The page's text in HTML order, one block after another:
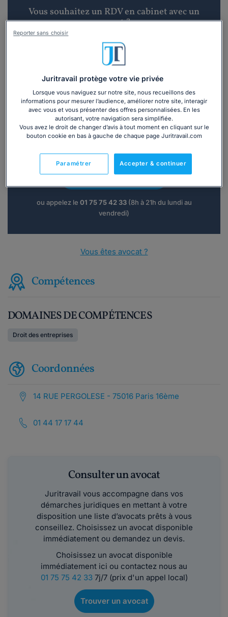
Vous souhaitez un RDV en cabinet avec un
avocat ?
Recevoir des devis d'avocats
Vous souhaitez une consultation par
téléphone ?
Consulter immédiatement
ou appelez le 01 75 75 42 33(8h à 21h du lundi au
vendredi)
Vous êtes avocat ?
Compétences
DOMAINES DE COMPÉTENCES
Droit des entreprises
Coordonnées
14 RUE PERGOLESE - 75016 Paris 16ème
01 44 17 17 44
Consulter un avocat
Juritravail vous accompagne dans vos
démarches juridiques en mettant à votre
disposition une liste d’avocats prêts à vous
conseillez. Choisissez un avocat disponible
immédiatement ou demandez un devis.
Choisissez un avocat disponible
immédiatement ici ou contactez nous au
01 75 75 42 337j/7 (prix d'un appel local)
Trouver un avocat
Juritravail protège votre vie privée
Lorsque vous naviguez sur notre site, nous recueillons des
informations pour mesurer l’audience, améliorer notre site, interagir
avec vous et vous présenter des offres personnalisées. En les
autorisant, votre navigation sera simplifiée.
Vous avez le droit de changer d’avis à tout moment en cliquant sur le
bouton cookie en bas à gauche de chaque page Juritravail.com
Accepter & continuer
Paramétrer
Reporter sans choisir